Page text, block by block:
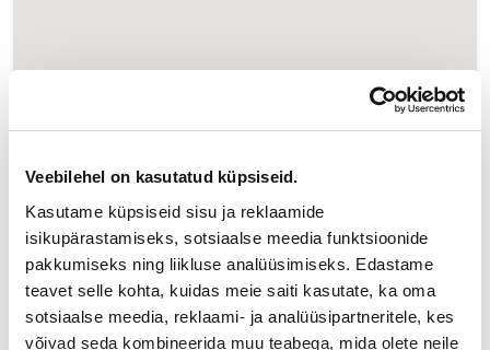
Veebilehel on kasutatud küpsiseid.
Kasutame küpsiseid sisu ja reklaamide
isikupärastamiseks, sotsiaalse meedia funktsioonide
pakkumiseks ning liikluse analüüsimiseks. Edastame
teavet selle kohta, kuidas meie saiti kasutate, ka oma
sotsiaalse meedia, reklaami- ja analüüsipartneritele, kes
võivad seda kombineerida muu teabega, mida olete neile